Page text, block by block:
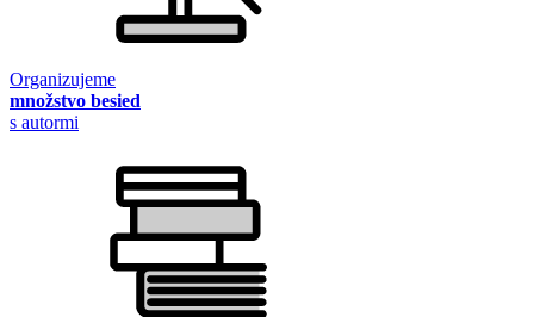
Organizujeme
množstvo besied
s autormi